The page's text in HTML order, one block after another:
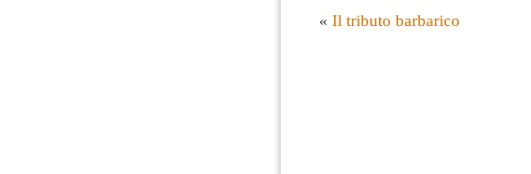
« Il tributo barbarico